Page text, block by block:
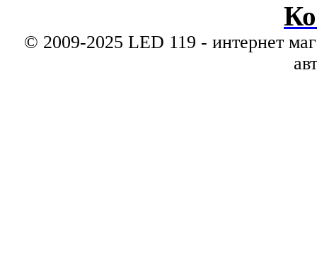
© 2009-2025 LED 119 - интернет